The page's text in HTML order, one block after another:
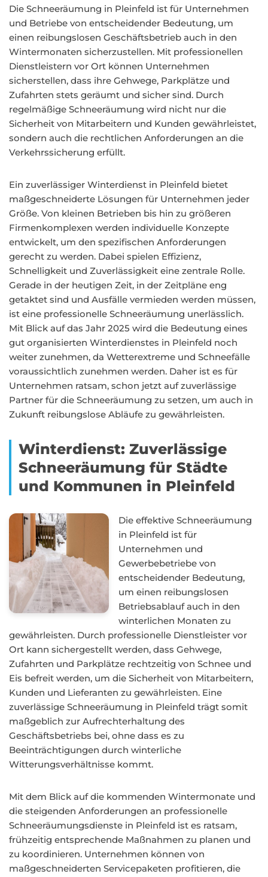
Die Schneeräumung in Pleinfeld ist für Unternehmen
und Betriebe von entscheidender Bedeutung, um
einen reibungslosen Geschäftsbetrieb auch in den
Wintermonaten sicherzustellen. Mit professionellen
Dienstleistern vor Ort können Unternehmen
sicherstellen, dass ihre Gehwege, Parkplätze und
Zufahrten stets geräumt und sicher sind. Durch
regelmäßige Schneeräumung wird nicht nur die
Sicherheit von Mitarbeitern und Kunden gewährleistet,
sondern auch die rechtlichen Anforderungen an die
Verkehrssicherung erfüllt.
Ein zuverlässiger Winterdienst in Pleinfeld bietet
maßgeschneiderte Lösungen für Unternehmen jeder
Größe. Von kleinen Betrieben bis hin zu größeren
Firmenkomplexen werden individuelle Konzepte
entwickelt, um den spezifischen Anforderungen
gerecht zu werden. Dabei spielen Effizienz,
Schnelligkeit und Zuverlässigkeit eine zentrale Rolle.
Gerade in der heutigen Zeit, in der Zeitpläne eng
getaktet sind und Ausfälle vermieden werden müssen,
ist eine professionelle Schneeräumung unerlässlich.
Mit Blick auf das Jahr 2025 wird die Bedeutung eines
gut organisierten Winterdienstes in Pleinfeld noch
weiter zunehmen, da Wetterextreme und Schneefälle
voraussichtlich zunehmen werden. Daher ist es für
Unternehmen ratsam, schon jetzt auf zuverlässige
Partner für die Schneeräumung zu setzen, um auch in
Zukunft reibungslose Abläufe zu gewährleisten.
Winterdienst: Zuverlässige
Schneeräumung für Städte
und Kommunen in Pleinfeld
Die effektive Schneeräumung
in Pleinfeld ist für
Unternehmen und
Gewerbebetriebe von
entscheidender Bedeutung,
um einen reibungslosen
Betriebsablauf auch in den
winterlichen Monaten zu
gewährleisten. Durch professionelle Dienstleister vor
Ort kann sichergestellt werden, dass Gehwege,
Zufahrten und Parkplätze rechtzeitig von Schnee und
Eis befreit werden, um die Sicherheit von Mitarbeitern,
Kunden und Lieferanten zu gewährleisten. Eine
zuverlässige Schneeräumung in Pleinfeld trägt somit
maßgeblich zur Aufrechterhaltung des
Geschäftsbetriebs bei, ohne dass es zu
Beeinträchtigungen durch winterliche
Witterungsverhältnisse kommt.
Mit dem Blick auf die kommenden Wintermonate und
die steigenden Anforderungen an professionelle
Schneeräumungsdienste in Pleinfeld ist es ratsam,
frühzeitig entsprechende Maßnahmen zu planen und
zu koordinieren. Unternehmen können von
maßgeschneiderten Servicepaketen profitieren, die